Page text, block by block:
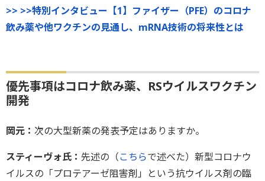
>> >>特別インタビュー【1】ファイザー（PFE）のコロナ
飲み薬や他ワクチンの見通し、mRNA技術の将来性とは
優先事項はコロナ飲み薬、RSウイルスワクチン
開発
岡元： 次の大型新薬の発表予定はありますか。
スティーヴォ氏： 先述の（こちらで述べた）新型コロナウ
イルスの「プロテアーゼ阻害剤」という抗ウイルス剤の臨